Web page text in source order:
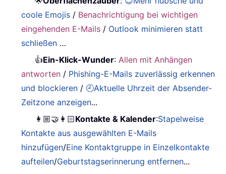
coole Emojis / Benachrichtigung bei wichtigen
eingehenden E-Mails / Outlook minimieren statt
schließen …
👍Ein-Klick-Wunder:Allen mit Anhängen
antworten / Phishing-E-Mails zuverlässig erkennen
und blockieren / 🕘Aktuelle Uhrzeit der Absender-
Zeitzone anzeigen...
👩🏼‍🤝‍👩🏻Kontakte & Kalender:Stapelweise
Kontakte aus ausgewählten E-Mails
hinzufügen/Eine Kontaktgruppe in Einzelkontakte
aufteilen/Geburtstagserinnerung entfernen...